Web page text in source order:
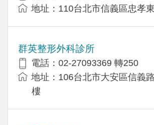
地址：110台北市信義區忠孝
群英整形外科診所
電話：02-27093369 轉250
地址：106台北市大安區信義
樓